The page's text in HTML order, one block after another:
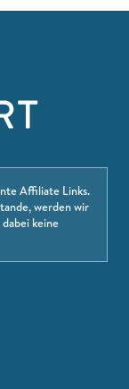
Affiliate Links.
werden wir
keine